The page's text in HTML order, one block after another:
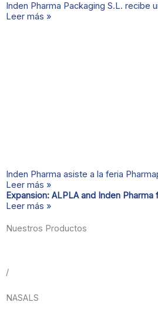
Inden Pharma Packaging S.L. recibe
Leer más »
Inden Pharma asiste a la feria
Leer más »
Expansion: ALPLA and Inden
Leer más »
Nuestros Productos
/
NASALS